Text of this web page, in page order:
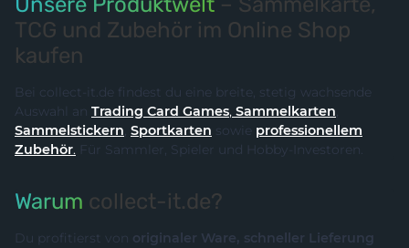
TCG und Zubehör im Online Shop
kaufen
Bei collect-it.de findest du eine breite, stetig wachsende
Auswahl an
Trading Card Games, Sammelkarten,
Sammelstickern, Sportkarten sowie professionellem
Zubehör. Für Sammler, Spieler und Hobby-Investoren.
Warum collect-it.de?
Du profitierst von originaler Ware, schneller Lieferung